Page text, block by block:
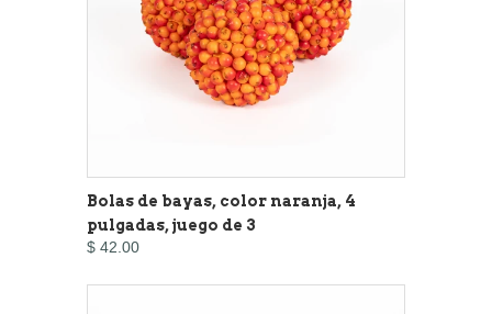
Bolas de bayas, color naranja, 4
pulgadas, juego de 3
$ 42.00